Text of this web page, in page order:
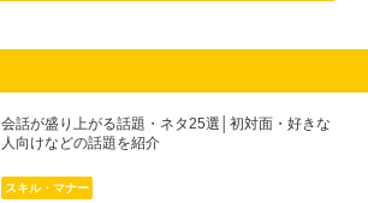
会話が盛り上がる話題・ネタ25選│初対面・好きな
人向けなどの話題を紹介
スキル・マナー